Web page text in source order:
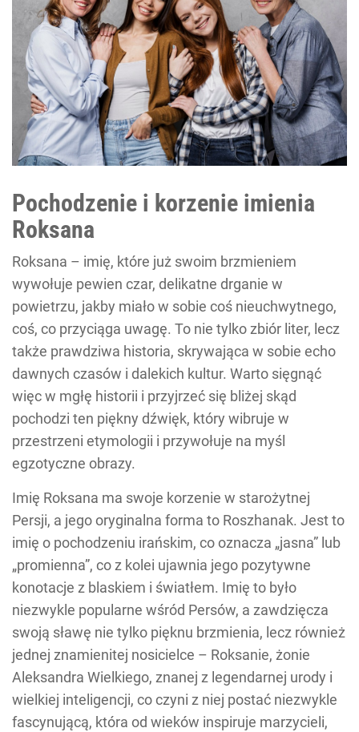
Pochodzenie i korzenie imienia
Roksana
Roksana – imię, które już swoim brzmieniem
wywołuje pewien czar, delikatne drganie w
powietrzu, jakby miało w sobie coś nieuchwytnego,
coś, co przyciąga uwagę. To nie tylko zbiór liter, lecz
także prawdziwa historia, skrywająca w sobie echo
dawnych czasów i dalekich kultur. Warto sięgnąć
więc w mgłę historii i przyjrzeć się bliżej skąd
pochodzi ten piękny dźwięk, który wibruje w
przestrzeni etymologii i przywołuje na myśl
egzotyczne obrazy.
Imię Roksana ma swoje korzenie w starożytnej
Persji, a jego oryginalna forma to Roszhanak. Jest to
imię o pochodzeniu irańskim, co oznacza „jasna” lub
„promienna”, co z kolei ujawnia jego pozytywne
konotacje z blaskiem i światłem. Imię to było
niezwykle popularne wśród Persów, a zawdzięcza
swoją sławę nie tylko pięknu brzmienia, lecz również
jednej znamienitej nosicielce – Roksanie, żonie
Aleksandra Wielkiego, znanej z legendarnej urody i
wielkiej inteligencji, co czyni z niej postać niezwykle
fascynującą, która od wieków inspiruje marzycieli,